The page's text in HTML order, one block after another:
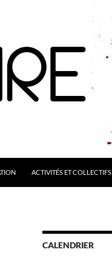
ACTIVITÉS ET COLLECTIFS
CALENDRIER